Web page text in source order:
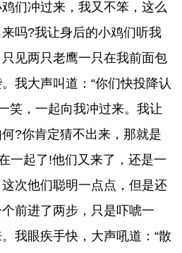
们冲过来，我又不笨，这么
吗?我让身后的小鸡们听我
见两只老鹰一只在我前面包
我大声叫道：“你们快投降认
笑，一起向我冲过来。我让
?你肯定猜不出来，那就是
一起了!他们又来了，还是一
次他们聪明一点点，但是还
前进了两步，只是吓唬一
我眼疾手快，大声吼道：“散